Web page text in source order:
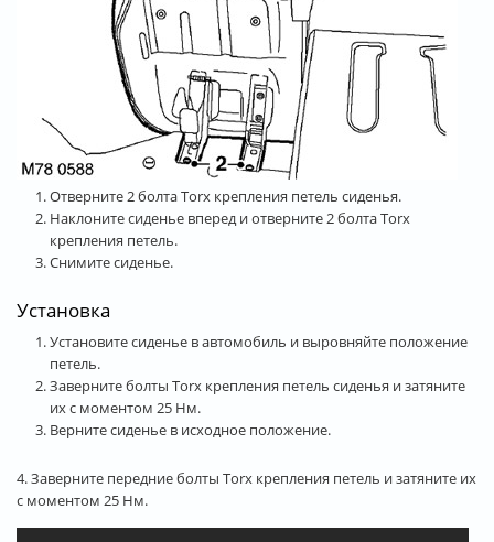
Отверните 2 болта Torx крепления петель сиденья.
Наклоните сиденье вперед и отверните 2 болта Torx
крепления петель.
Снимите сиденье.
Установка
Установите сиденье в автомобиль и выровняйте положение
петель.
Заверните болты Torx крепления петель сиденья и затяните
их с моментом 25 Нм.
Верните сиденье в исходное положение.
4. Заверните передние болты Torx крепления петель и затяните их
с моментом 25 Нм.